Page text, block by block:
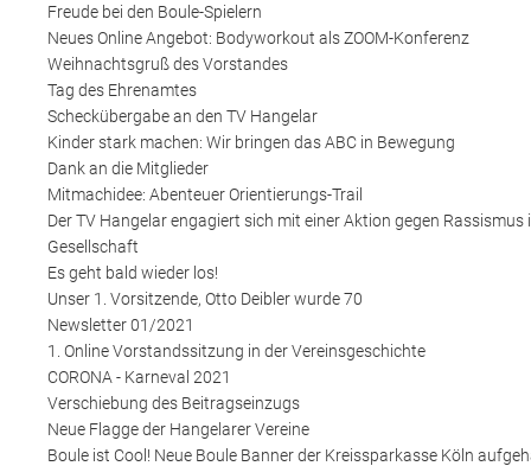
Freude bei den Boule-Spielern
Neues Online Angebot: Bodyworkout als ZOOM-Konferenz
Weihnachtsgruß des Vorstandes
Tag des Ehrenamtes
Scheckübergabe an den TV Hangelar
Kinder stark machen: Wir bringen das ABC in Bewegung
Dank an die Mitglieder
Mitmachidee: Abenteuer Orientierungs-Trail
Der TV Hangelar engagiert sich mit einer Aktion gegen Rassismus
Gesellschaft
Es geht bald wieder los!
Unser 1. Vorsitzende, Otto Deibler wurde 70
Newsletter 01/2021
1. Online Vorstandssitzung in der Vereinsgeschichte
CORONA - Karneval 2021
Verschiebung des Beitragseinzugs
Neue Flagge der Hangelarer Vereine
Boule ist Cool! Neue Boule Banner der Kreissparkasse Köln